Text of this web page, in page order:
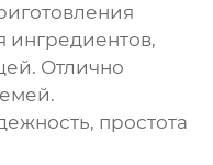
Отлично
простота